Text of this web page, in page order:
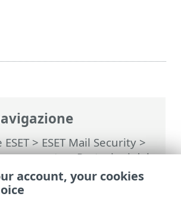
>ESET Mail Security>
avanzata>Protezioni del
Protezione file system in
Parametri ThreatSense
account, your cookies